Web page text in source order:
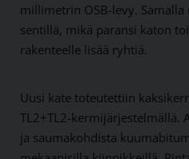
millimetrin OSB-levy.
sentillä, mikä paransi katon
rakenteelle lisää ryhtiä.
Uusi kate toteutettiin
TL2+TL2-kermijärjestelmällä.
ja saumakohdista